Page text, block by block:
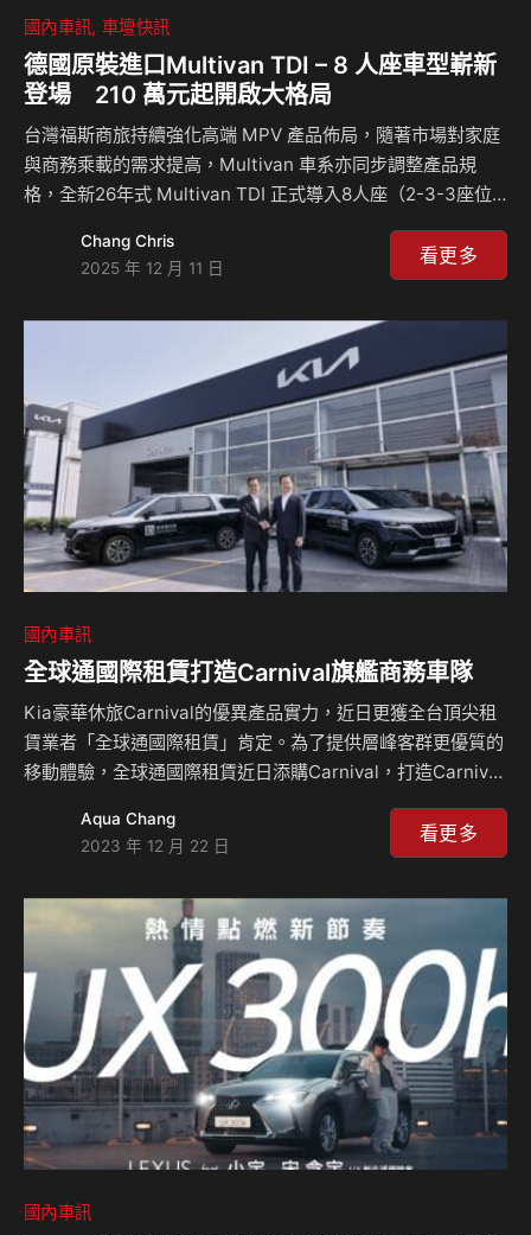
國內車訊 車壇快訊
德國原裝進口Multivan TDI – 8 人座車型嶄新
登場 210 萬元起開啟大格局
台灣福斯商旅持續強化高端 MPV 產品佈局，隨著市場對家庭
與商務乘載的需求提高，Multivan 車系亦同步調整產品規
格，全新26年式 Multivan TDI 正式導入8人座（2-3-3座位
Multivan Life及Style車型維持7人座配置，並更新對座模式
選配規格，此外Multivan全車系的主動安全科技配備同步進
斯商旅新世代設計語彙，以俐落線條與現代化比例打造高度辨
識度的外型，自上市以來屢獲國際肯定，並於 2021 年榮獲紅
點設計大獎。台灣福斯商旅現擴大產品陣線…
Chang Chris
2025 年 12 月 11 日
看更多
國內車訊
全球通國際租賃打造Carnival旗艦商務車隊
Kia豪華休旅Carnival的優異產品實力，近日更獲全台頂尖租
賃業者「全球通國際租賃」肯定。為了提供層峰客群更優質的
移動體驗，全球通國際租賃近日添購Carnival，打造Carnival
場、企業合作接送等VIP貴賓的尊榮出行體驗。 全球通國際租
賃公司，在台灣租賃車業、企業長租車業務上深耕超過15年，
科、國營企業與政府單位等。更領先業界，率先透過平台整合
將派車服務數位化管控、收編全新進口車型及優質司機。今年
在疫情趨緩後，全球通國際集團更入主大型機場接送之行列，
三個月內便成為銀行指定客戶的…
Aqua Chang
2023 年 12 月 22 日
看更多
國內車訊